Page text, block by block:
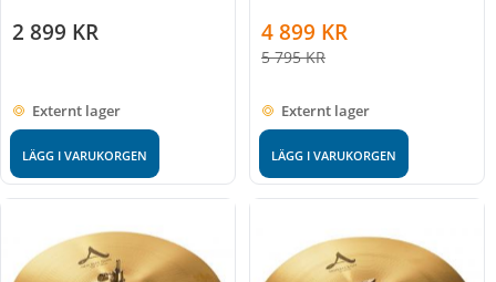
2 899 KR
Externt lager
LÄGG I VARUKORGEN
4 899 KR
5 795KR
Externt lager
LÄGG I VARUKORGEN